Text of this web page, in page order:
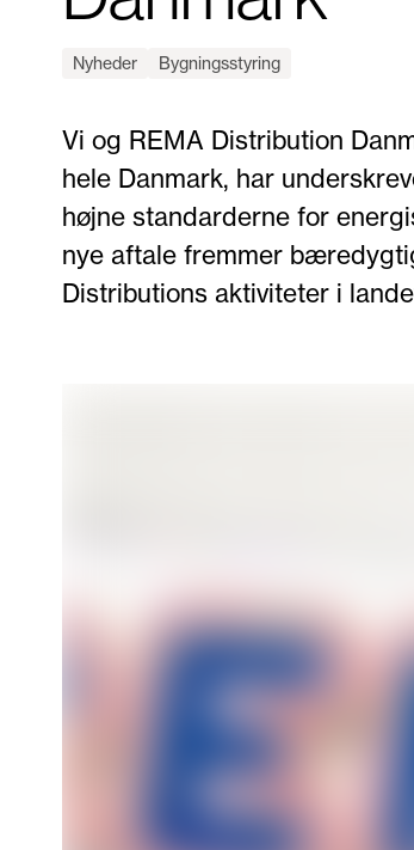
Nyheder Bygningsstyring
Vi og REMA Distribution
hele Danmark, har
højne standarderne for
nye aftale fremmer
Distributions aktiviteter i